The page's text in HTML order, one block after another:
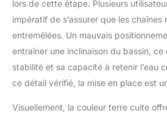
graines
de bain
et
un bain
lors de cette étape. Plusieurs
impératif de s’assurer que les chaînes
entremêlées. Un mauvais
entraîner une inclinaison du bassin,
stabilité et sa capacité à retenir l’eau
ce détail vérifié, la mise en place est
Visuellement, la couleur terre cuite